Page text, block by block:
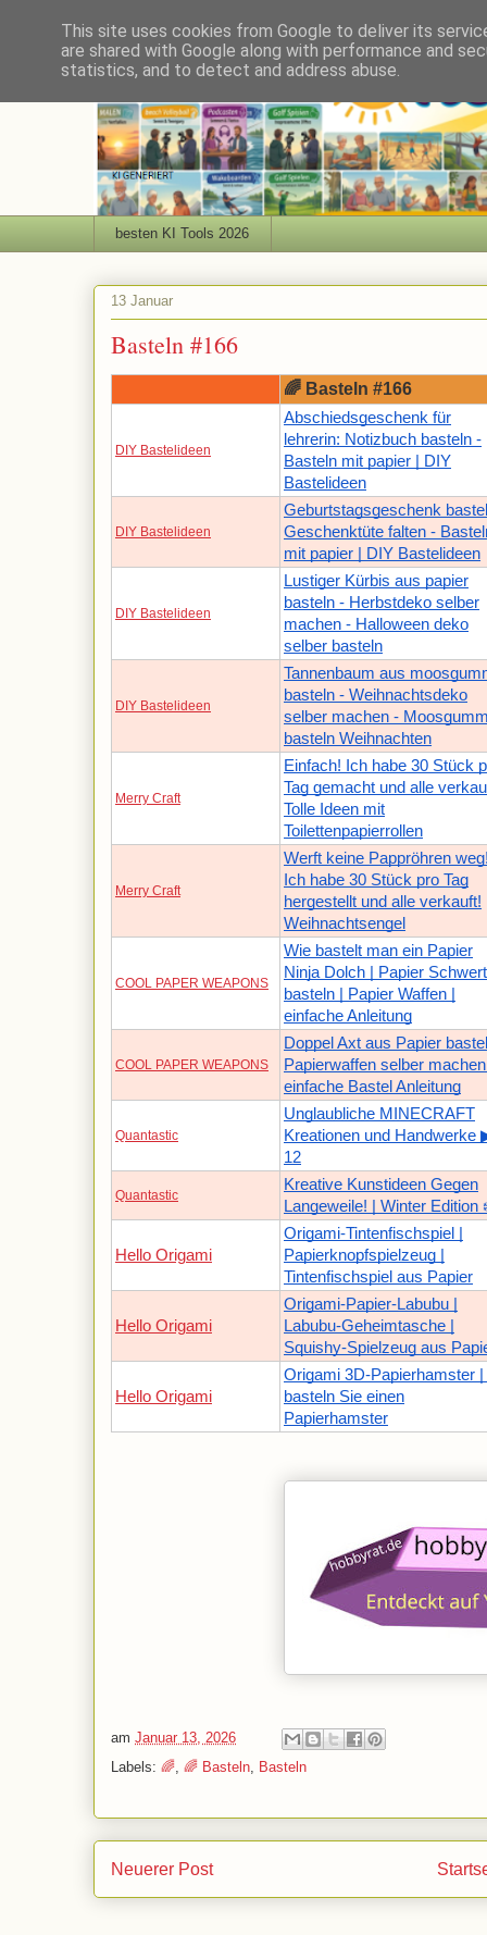
besten KI Tools 2026
13 Januar
Basteln #166
🌈 Basteln #166
DIY Bastelideen
Abschiedsgeschenk für
lehrerin: Notizbuch basteln -
Basteln mit papier | DIY
Bastelideen
DIY Bastelideen
Geburtstagsgeschenk
Geschenktüte falten -
mit papier | DIY Bastelideen
DIY Bastelideen
Lustiger Kürbis aus papier
basteln - Herbstdeko selber
machen - Halloween deko
selber basteln
DIY Bastelideen
Tannenbaum aus
basteln - Weihnachtsdeko
selber machen -
basteln Weihnachten
Merry Craft
Einfach! Ich habe 30 Stück
Tag gemacht und alle
Tolle Ideen mit
Toilettenpapierrollen
Merry Craft
Werft keine Pappröhren
Ich habe 30 Stück pro Tag
hergestellt und alle verkauft!
Weihnachtsengel
COOL PAPER WEAPONS
Wie bastelt man ein Papier
Ninja Dolch | Papier Schwert
basteln | Papier Waffen |
einfache Anleitung
COOL PAPER WEAPONS
Doppel Axt aus Papier
Papierwaffen selber
einfache Bastel Anleitung
Quantastic
Unglaubliche MINECRAFT
Kreationen und Handwerke
12
Quantastic
Kreative Kunstideen Gegen
Langeweile! | Winter Edition
Hello Origami
Origami-Tintenfischspiel |
Papierknopfspielzeug |
Tintenfischspiel aus Papier
Hello Origami
Origami-Papier-Labubu |
Labubu-Geheimtasche |
Squishy-Spielzeug aus
Hello Origami
Origami 3D-Papierhamster |
basteln Sie einen
Papierhamster
am Januar 13, 2026
Labels: 🌈 🌈 Basteln Basteln
Neuerer Post
This site uses cookies from Google to deliver its
are shared with Google along with performance and
statistics, and to detect and address abuse.